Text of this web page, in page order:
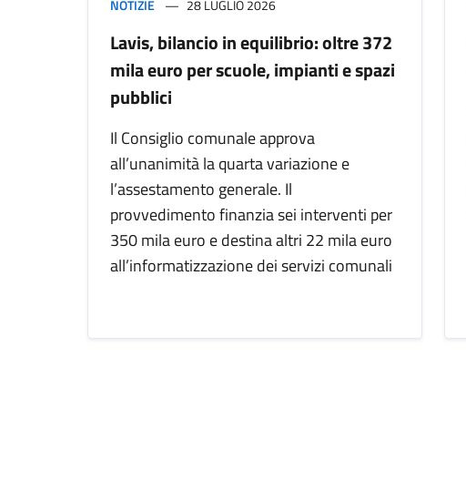
NOTIZIE 28 LUGLIO 2026
Lavis, bilancio in equilibrio: oltre 372
mila euro per scuole, impianti e spazi
pubblici
Il Consiglio comunale approva
all’unanimità la quarta variazione e
l’assestamento generale. Il
provvedimento finanzia sei interventi per
350 mila euro e destina altri 22 mila euro
all’informatizzazione dei servizi comunali